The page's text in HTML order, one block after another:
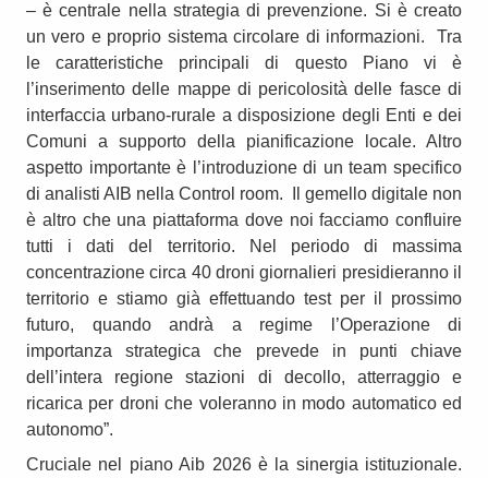
– è centrale nella strategia di prevenzione. Si è creato
un vero e proprio sistema circolare di informazioni. Tra
le caratteristiche principali di questo Piano vi è
l’inserimento delle mappe di pericolosità delle fasce di
interfaccia urbano-rurale a disposizione degli Enti e dei
Comuni a supporto della pianificazione locale. Altro
aspetto importante è l’introduzione di un team specifico
di analisti AIB nella Control room. Il gemello digitale non
è altro che una piattaforma dove noi facciamo confluire
tutti i dati del territorio. Nel periodo di massima
concentrazione circa 40 droni giornalieri presidieranno il
territorio e stiamo già effettuando test per il prossimo
futuro, quando andrà a regime l’Operazione di
importanza strategica che prevede in punti chiave
dell’intera regione stazioni di decollo, atterraggio e
ricarica per droni che voleranno in modo automatico ed
autonomo”.
Cruciale nel piano Aib 2026 è la sinergia istituzionale.